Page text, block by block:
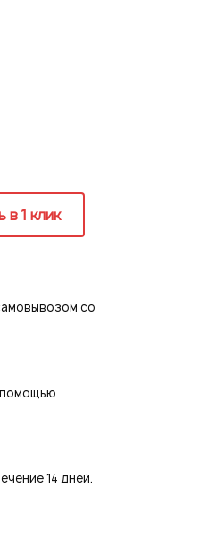
в 1 клик
со
помощью
14 дней.